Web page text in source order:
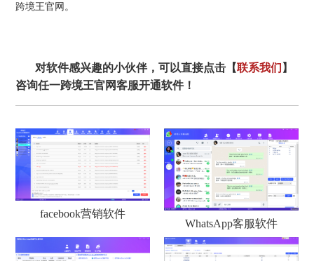
跨境王官网。
对软件感兴趣的小伙伴，可以直接点击【联系我们 】
咨询任一跨境王官网客服开通软件！
facebook营销软件
WhatsApp客服软件